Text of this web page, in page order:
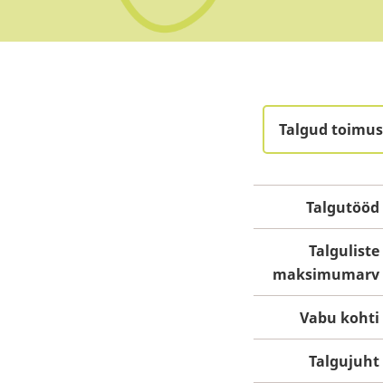
Talgud
Talgutööd
Talguliste
maksimumarv
Vabu kohti
Talgujuht